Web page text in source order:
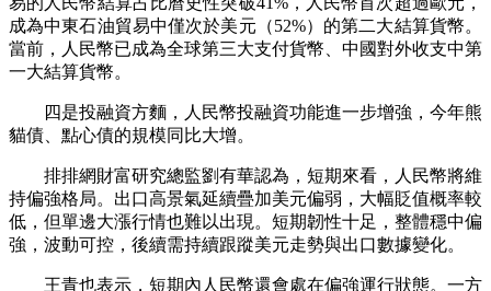
成為中東石油貿易中僅次於美元（52%）的第二大結算貨幣。
當前，人民幣已成為全球第三大支付貨幣、中國對外收支中第
一大結算貨幣。
四是投融資方麵，人民幣投融資功能進一步增強，今年熊
貓債、點心債的規模同比大增。
排排網財富研究總監劉有華認為，短期來看，人民幣將維
持偏強格局。出口高景氣延續疊加美元偏弱，大幅貶值概率較
低，但單邊大漲行情也難以出現。短期韌性十足，整體穩中偏
強，波動可控，後續需持續跟蹤美元走勢與出口數據變化。
王青也表示，短期內人民幣還會處在偏強運行狀態。一方